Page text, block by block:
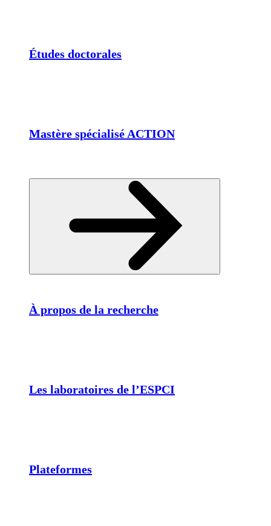
Études doctorales
Mastère spécialisé ACTION
À propos de la recherche
Les laboratoires de l’ESPCI
Plateformes